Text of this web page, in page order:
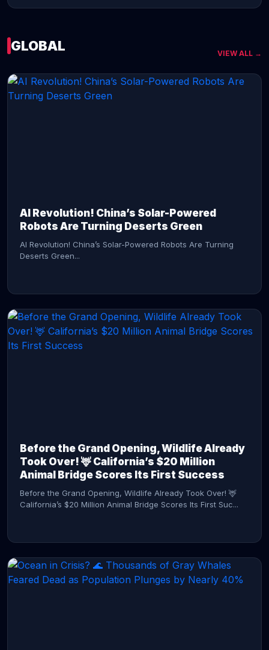
GLOBAL VIEW ALL →
AI Revolution! China’s Solar-Powered
Robots Are Turning Deserts Green
AI Revolution! China’s Solar-Powered Robots Are Turning
Deserts Green...
Before the Grand Opening, Wildlife Already
Took Over! 🦌 California’s $20 Million
Animal Bridge Scores Its First Success
Before the Grand Opening, Wildlife Already Took Over! 🦌
California’s $20 Million Animal Bridge Scores Its First Suc...